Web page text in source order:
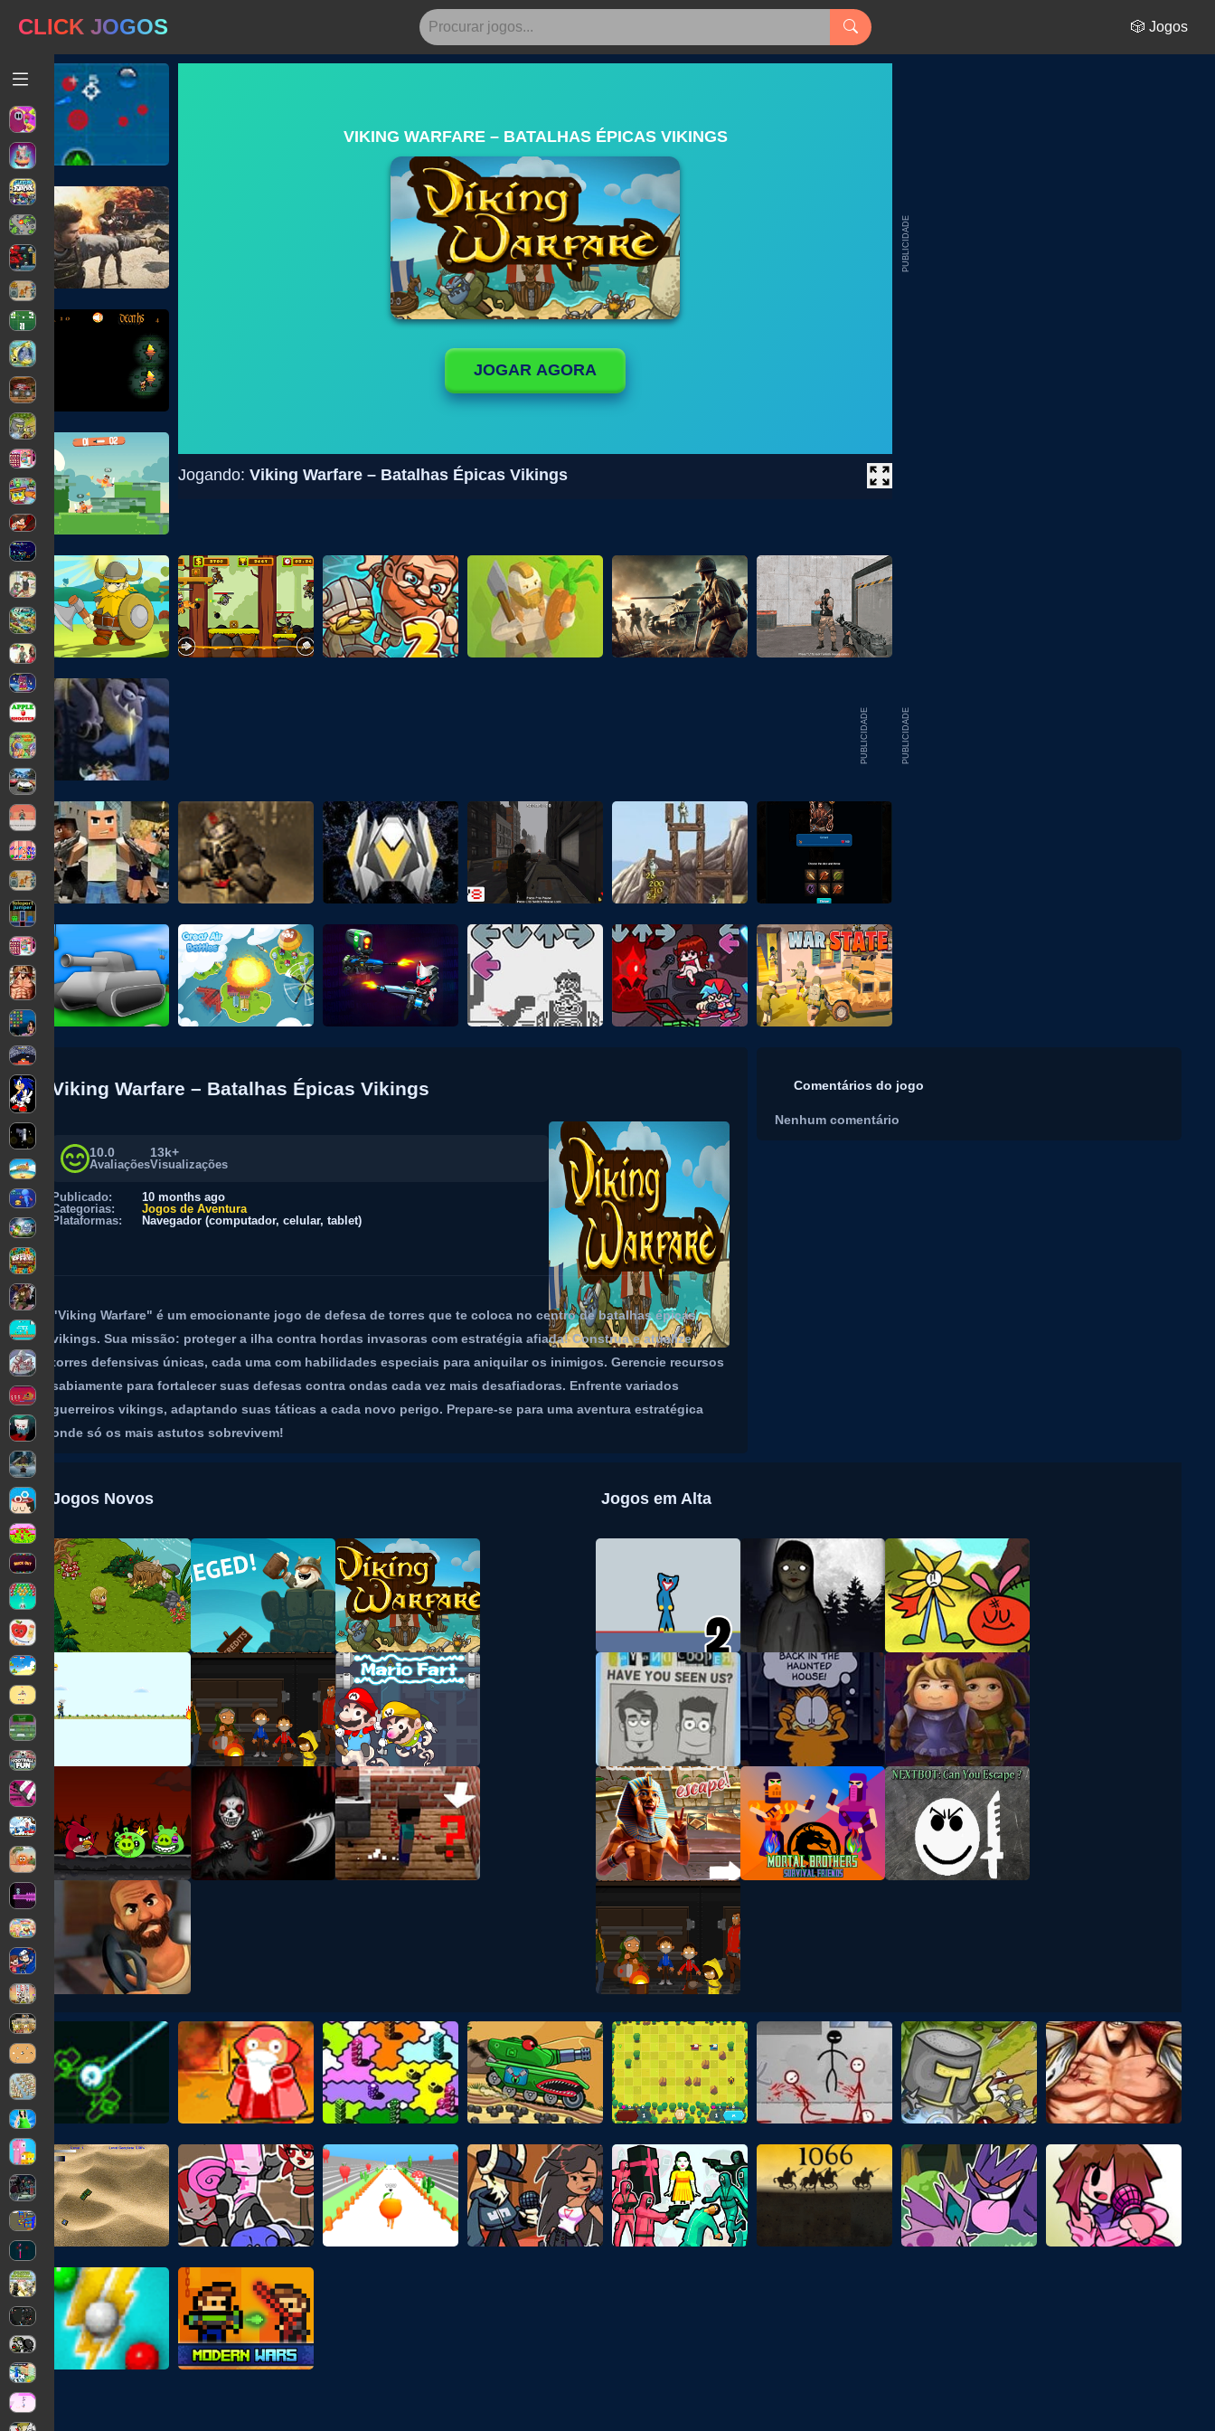
CLICK JOGOS 🎲 Jogos
VIKING WARFARE – BATALHAS ÉPICAS VIKINGS
JOGAR AGORA
Jogando: Viking Warfare – Batalhas Épicas Vikings
PUBLICIDADE
PUBLICIDADE
PUBLICIDADE
Viking Warfare – Batalhas Épicas Vikings
10.0
Avaliações
13k+
Visualizações
Publicado:
10 months ago
Categorias:
Jogos de Aventura
Plataformas:
Navegador (computador, celular, tablet)
"Viking Warfare" é um emocionante jogo de defesa de torres que te coloca no centro de batalhas épicas
vikings. Sua missão: proteger a ilha contra hordas invasoras com estratégia afiada! Construa e atualize
torres defensivas únicas, cada uma com habilidades especiais para aniquilar os inimigos. Gerencie recursos
sabiamente para fortalecer suas defesas contra ondas cada vez mais desafiadoras. Enfrente variados
guerreiros vikings, adaptando suas táticas a cada novo perigo. Prepare-se para uma aventura estratégica
onde só os mais astutos sobrevivem!
Comentários do jogo
Nenhum comentário
Jogos Novos Jogos em Alta